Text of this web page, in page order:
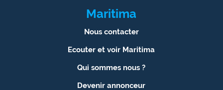
Maritima
Nous contacter
Ecouter et voir Maritima
Qui sommes nous ?
Devenir annonceur